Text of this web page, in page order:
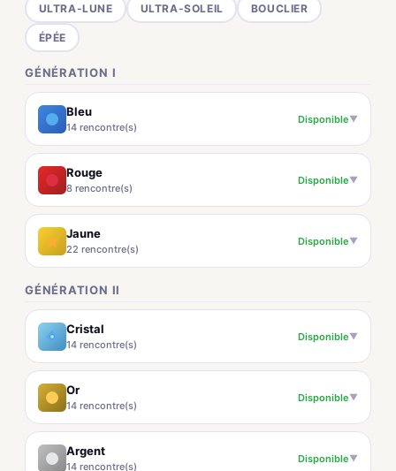
ULTRA-LUNE ULTRA-SOLEIL BOUCLIER
ÉPÉE
GÉNÉRATION I
Bleu
14 rencontre(s)
Disponible▼
Rouge
8 rencontre(s)
Disponible▼
Jaune
22 rencontre(s)
Disponible▼
GÉNÉRATION II
Cristal
14 rencontre(s)
Disponible▼
Or
14 rencontre(s)
Disponible▼
Argent
14 rencontre(s)
Disponible▼